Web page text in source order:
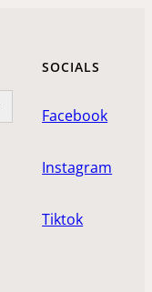
SOCIALS
Facebook
Instagram
Tiktok